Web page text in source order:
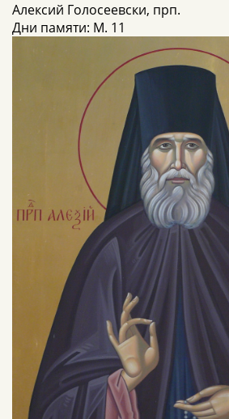
Алексий Голосеевски, прп.
Дни памяти: М. 11